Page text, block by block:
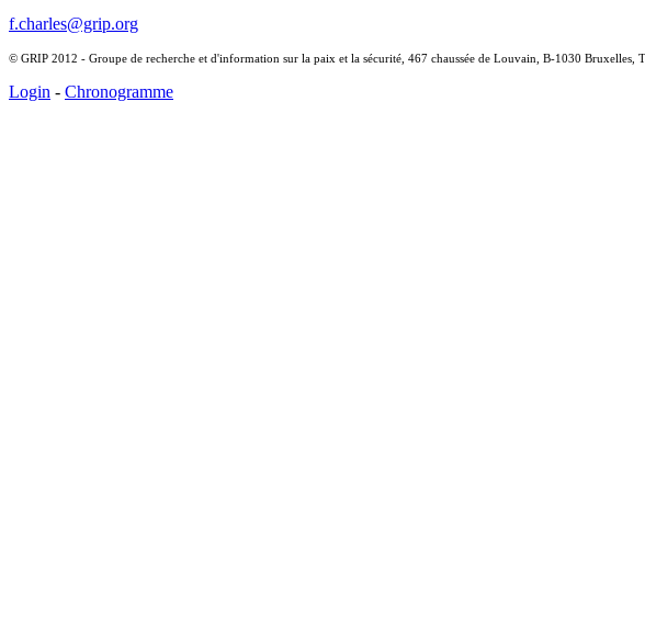
f.charles@grip.org
© GRIP 2012 - Groupe de recherche et d'information sur la paix et la sécurité, 467 chaussée de Louvain, B-1030 Bruxelles,
Login - Chronogramme